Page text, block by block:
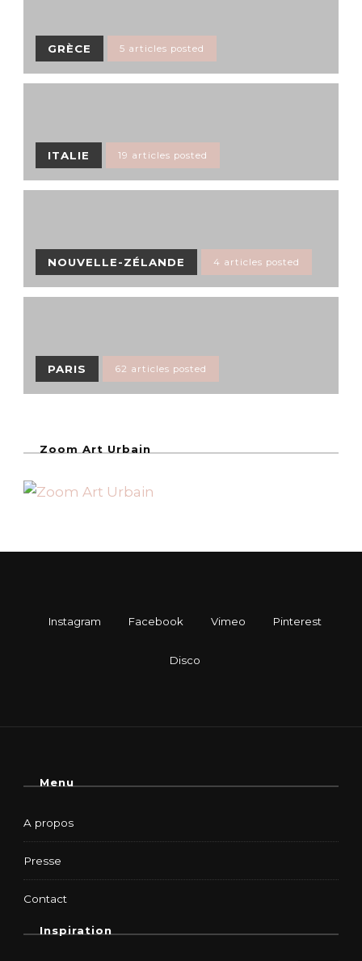
GRÈCE 5 articles posted
ITALIE 19 articles posted
NOUVELLE-ZÉLANDE 4 articles posted
PARIS 62 articles posted
Zoom Art Urbain
Menu
A propos
Presse
Contact
Inspiration